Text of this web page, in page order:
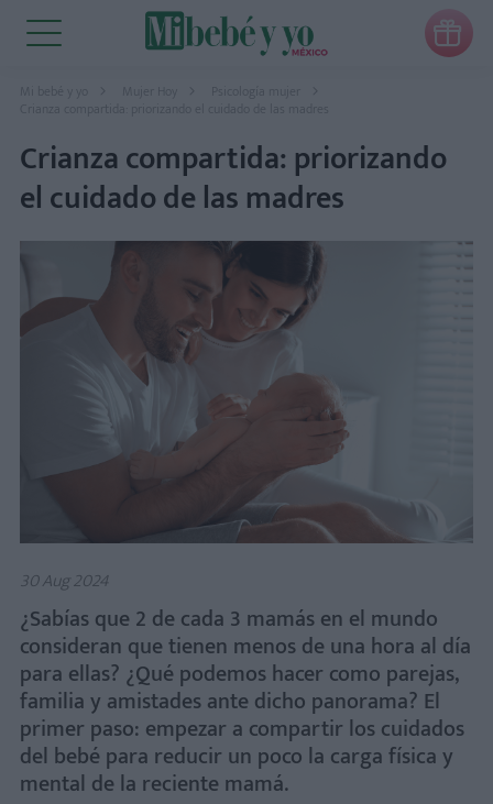

Mi bebé y yo Mujer Hoy
Psicología mujer
Crianza compartida: priorizando el cuidado de las madres
Crianza compartida: priorizando
el cuidado de las madres
30 Aug 2024
¿Sabías que 2 de cada 3 mamás en el mundo
consideran que tienen menos de una hora al día
para ellas? ¿Qué podemos hacer como parejas,
familia y amistades ante dicho panorama? El
primer paso: empezar a compartir los cuidados
del bebé para reducir un poco la carga física y
mental de la reciente mamá.